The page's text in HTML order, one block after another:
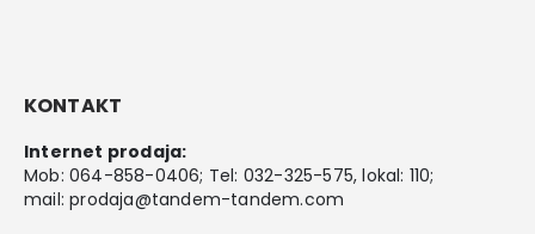
KONTAKT
Internet prodaja:
Mob: 064-858-0406; Tel: 032-325-575, lokal: 110;
mail:prodaja@tandem-tandem.com